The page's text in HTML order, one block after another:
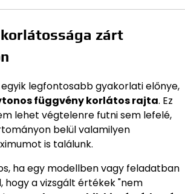
zárt
legfontosabb gyakorlati előnye,
függvény korlátos rajta. Ez
lehet végtelenre futni sem lefelé,
belül valamilyen
is találunk.
ha egy modellben vagy feladatban
hogy a vizsgált értékek "nem